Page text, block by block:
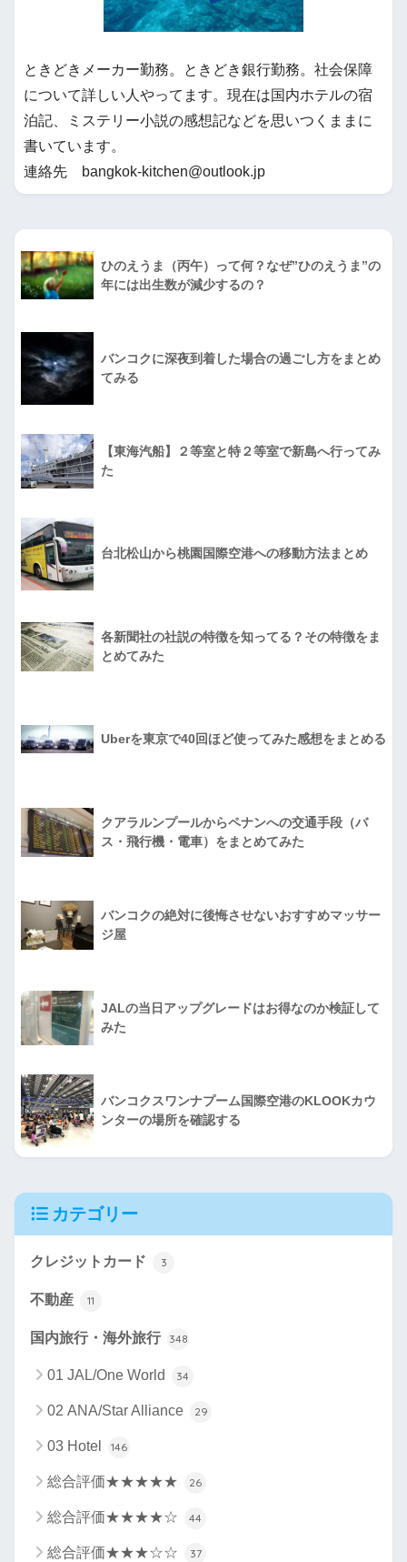
ときどきメーカー勤務。ときどき銀行勤務。社会保障
について詳しい人やってます。現在は国内ホテルの宿
泊記、ミステリー小説の感想記などを思いつくままに
書いています。
連絡先 bangkok-kitchen@outlook.jp
ひのえうま（丙午）って何？なぜ”ひのえうま”の
年には出生数が減少するの？
バンコクに深夜到着した場合の過ごし方をまとめ
てみる
【東海汽船】２等室と特２等室で新島へ行ってみ
た
台北松山から桃園国際空港への移動方法まとめ
各新聞社の社説の特徴を知ってる？その特徴をま
とめてみた
Uberを東京で40回ほど使ってみた感想をまとめる
クアラルンプールからペナンへの交通手段（バ
ス・飛行機・電車）をまとめてみた
バンコクの絶対に後悔させないおすすめマッサー
ジ屋
JALの当日アップグレードはお得なのか検証して
みた
バンコクスワンナプーム国際空港のKLOOKカウ
ンターの場所を確認する
カテゴリー
クレジットカード 3
不動産 11
国内旅行・海外旅行 348
01 JAL/One World 34
02 ANA/Star Alliance 29
03 Hotel 146
総合評価★★★★★ 26
総合評価★★★★☆ 44
総合評価★★★☆☆ 37